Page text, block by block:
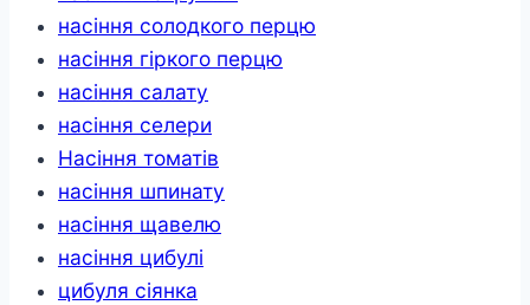
насіння солодкого перцю
насіння гіркого перцю
насіння салату
насіння селери
Насіння томатів
насіння шпинату
насіння щавелю
насіння цибулі
цибуля сіянка